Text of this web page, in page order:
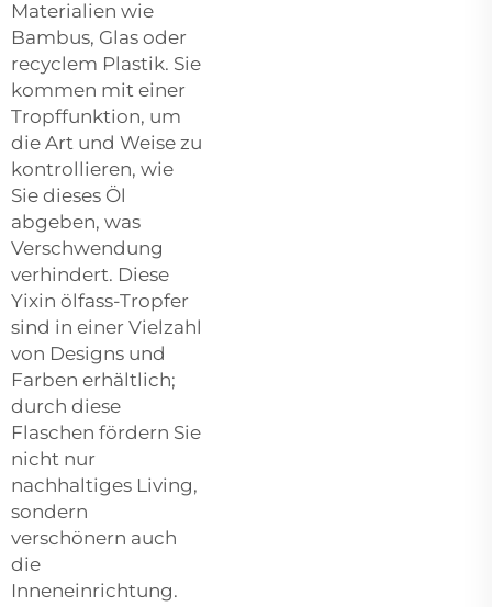
Materialien wie
Bambus, Glas oder
recyclem Plastik. Sie
kommen mit einer
Tropffunktion, um
die Art und Weise zu
kontrollieren, wie
Sie dieses Öl
abgeben, was
Verschwendung
verhindert. Diese
Yixin ölfass-Tropfer
sind in einer Vielzahl
von Designs und
Farben erhältlich;
durch diese
Flaschen fördern Sie
nicht nur
nachhaltiges Living,
sondern
verschönern auch
die
Inneneinrichtung.